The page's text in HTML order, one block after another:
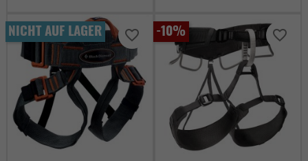
NICHT AUF LAGER favorite_border -10% favorite_border